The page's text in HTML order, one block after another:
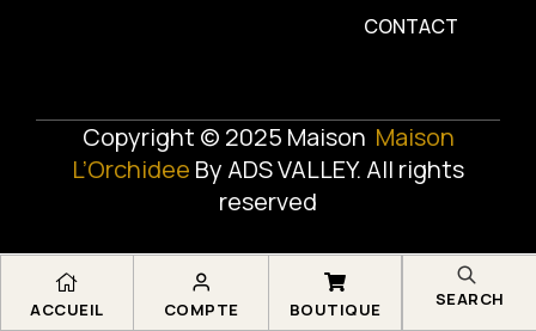
ACCUEIL COMPTE BOUTIQUE SEARCH
CONTACT
Copyright © 2025 Maison Maison
L’Orchidee By ADS VALLEY. All rights
reserved